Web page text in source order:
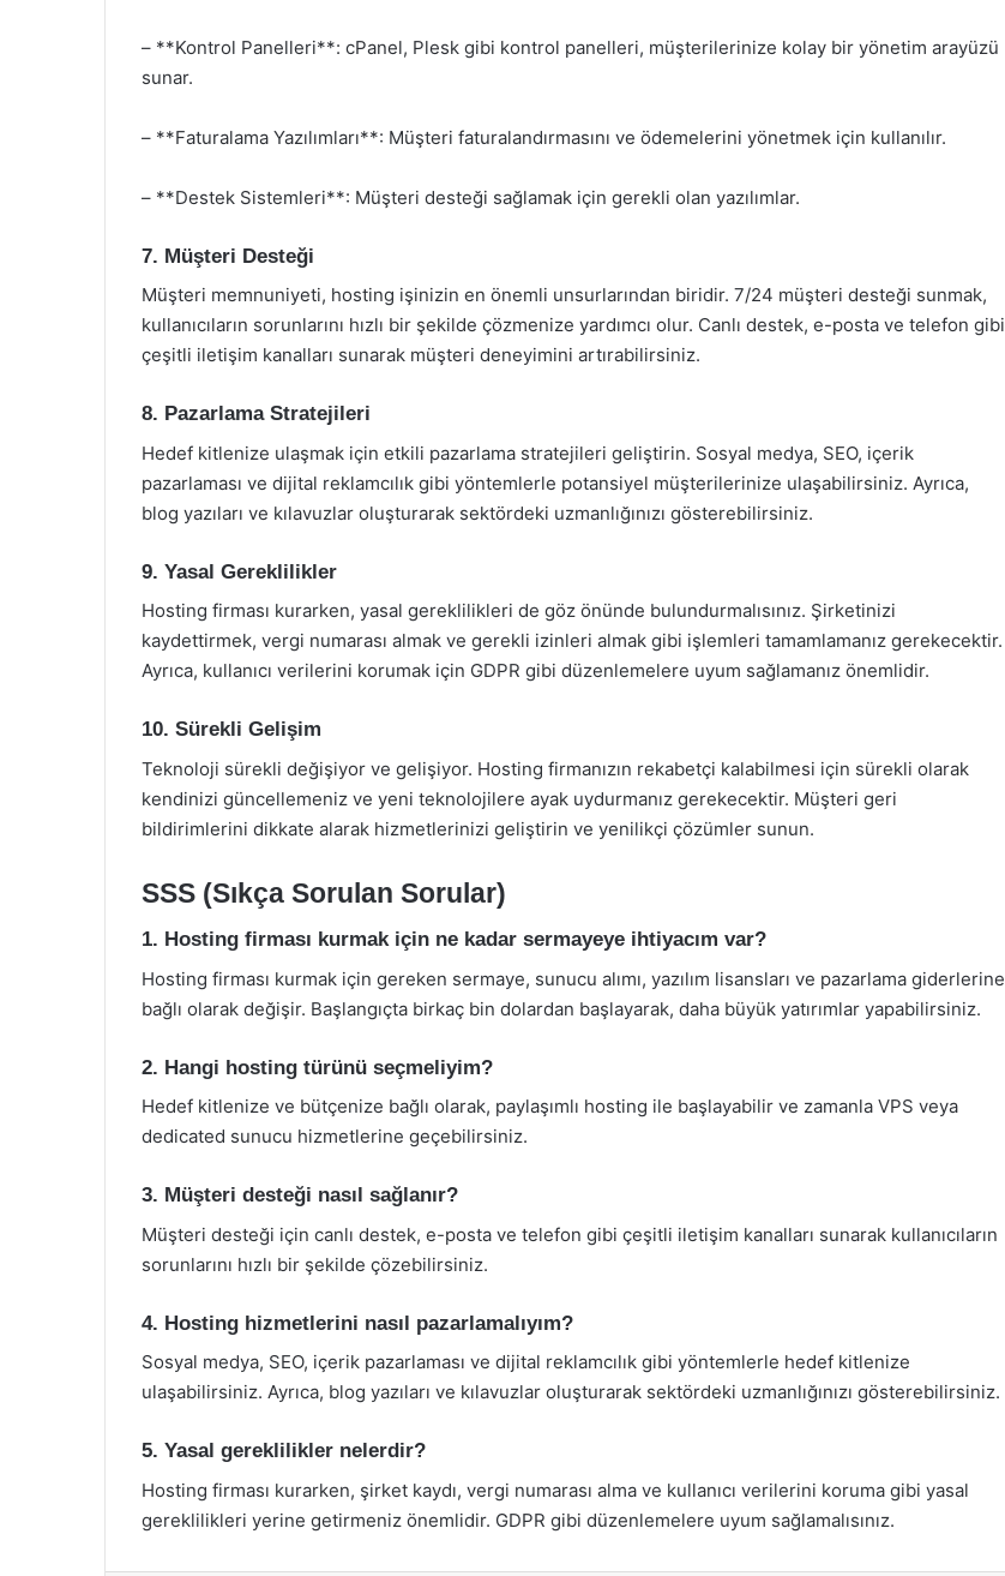
– **Kontrol Panelleri**: cPanel, Plesk gibi kontrol panelleri, müşterilerinize kolay bir yönetim arayüzü
sunar.
– **Faturalama Yazılımları**: Müşteri faturalandırmasını ve ödemelerini yönetmek için kullanılır.
– **Destek Sistemleri**: Müşteri desteği sağlamak için gerekli olan yazılımlar.
7. Müşteri Desteği
Müşteri memnuniyeti, hosting işinizin en önemli unsurlarından biridir. 7/24 müşteri desteği sunmak,
kullanıcıların sorunlarını hızlı bir şekilde çözmenize yardımcı olur. Canlı destek, e-posta ve telefon gibi
çeşitli iletişim kanalları sunarak müşteri deneyimini artırabilirsiniz.
8. Pazarlama Stratejileri
Hedef kitlenize ulaşmak için etkili pazarlama stratejileri geliştirin. Sosyal medya, SEO, içerik
pazarlaması ve dijital reklamcılık gibi yöntemlerle potansiyel müşterilerinize ulaşabilirsiniz. Ayrıca,
blog yazıları ve kılavuzlar oluşturarak sektördeki uzmanlığınızı gösterebilirsiniz.
9. Yasal Gereklilikler
Hosting firması kurarken, yasal gereklilikleri de göz önünde bulundurmalısınız. Şirketinizi
kaydettirmek, vergi numarası almak ve gerekli izinleri almak gibi işlemleri tamamlamanız gerekecektir.
Ayrıca, kullanıcı verilerini korumak için GDPR gibi düzenlemelere uyum sağlamanız önemlidir.
10. Sürekli Gelişim
Teknoloji sürekli değişiyor ve gelişiyor. Hosting firmanızın rekabetçi kalabilmesi için sürekli olarak
kendinizi güncellemeniz ve yeni teknolojilere ayak uydurmanız gerekecektir. Müşteri geri
bildirimlerini dikkate alarak hizmetlerinizi geliştirin ve yenilikçi çözümler sunun.
SSS (Sıkça Sorulan Sorular)
1. Hosting firması kurmak için ne kadar sermayeye ihtiyacım var?
Hosting firması kurmak için gereken sermaye, sunucu alımı, yazılım lisansları ve pazarlama giderlerine
bağlı olarak değişir. Başlangıçta birkaç bin dolardan başlayarak, daha büyük yatırımlar yapabilirsiniz.
2. Hangi hosting türünü seçmeliyim?
Hedef kitlenize ve bütçenize bağlı olarak, paylaşımlı hosting ile başlayabilir ve zamanla VPS veya
dedicated sunucu hizmetlerine geçebilirsiniz.
3. Müşteri desteği nasıl sağlanır?
Müşteri desteği için canlı destek, e-posta ve telefon gibi çeşitli iletişim kanalları sunarak kullanıcıların
sorunlarını hızlı bir şekilde çözebilirsiniz.
4. Hosting hizmetlerini nasıl pazarlamalıyım?
Sosyal medya, SEO, içerik pazarlaması ve dijital reklamcılık gibi yöntemlerle hedef kitlenize
ulaşabilirsiniz. Ayrıca, blog yazıları ve kılavuzlar oluşturarak sektördeki uzmanlığınızı gösterebilirsiniz.
5. Yasal gereklilikler nelerdir?
Hosting firması kurarken, şirket kaydı, vergi numarası alma ve kullanıcı verilerini koruma gibi yasal
gereklilikleri yerine getirmeniz önemlidir. GDPR gibi düzenlemelere uyum sağlamalısınız.